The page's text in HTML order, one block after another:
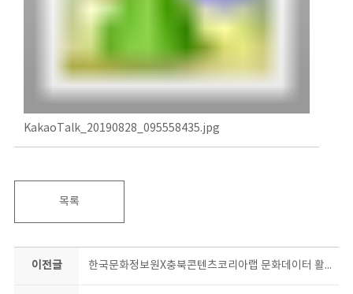
KakaoTalk_20190828_095558435.jpg
목록
이전글 한국문화정보원X충북콘텐츠코리아랩 문화데이터 활용 창업교육 스타트!